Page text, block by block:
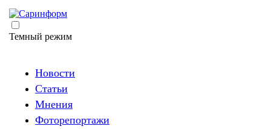
Темный режим
Новости
Статьи
Мнения
Фоторепортажи